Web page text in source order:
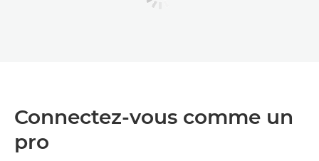
Connectez-vous comme un
pro